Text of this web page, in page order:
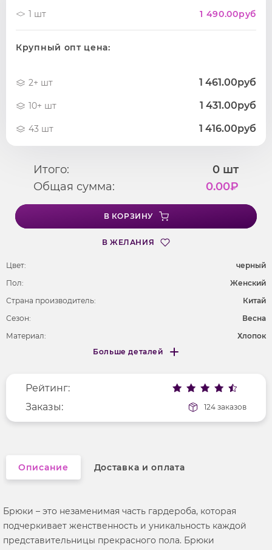
1 шт 1 490.00руб
Крупный опт цена:
2+ шт 1 461.00руб
10+ шт 1 431.00руб
43 шт 1 416.00руб
Итого: 0 шт
Общая сумма:
0.00₽
В КОРЗИНУ
В ЖЕЛАНИЯ
Цвет:
черный
Пол:
Женский
Страна производитель:
Китай
Сезон:
Весна
Материал:
Хлопок
Фактура материала
текстильный
Больше деталей
Меньше деталей
Рейтинг:
Заказы:
124 заказов
Описание Доставка и оплата
Брюки – это незаменимая часть гардероба, которая
подчеркивает женственность и уникальность каждой
представительницы прекрасного пола. Брюки